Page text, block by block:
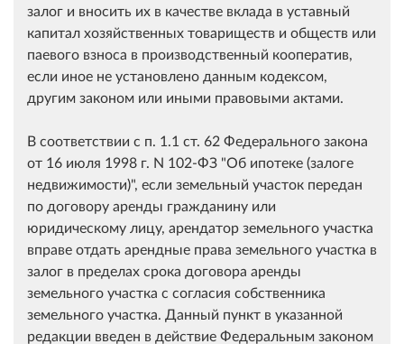
залог и вносить их в качестве вклада в уставный
капитал хозяйственных товариществ и обществ или
паевого взноса в производственный кооператив,
если иное не установлено данным кодексом,
другим законом или иными правовыми актами.
В соответствии с п. 1.1 ст. 62 Федерального закона
от 16 июля 1998 г. N 102-ФЗ "Об ипотеке (залоге
недвижимости)", если земельный участок передан
по договору аренды гражданину или
юридическому лицу, арендатор земельного участка
вправе отдать арендные права земельного участка в
залог в пределах срока договора аренды
земельного участка с согласия собственника
земельного участка. Данный пункт в указанной
редакции введен в действие Федеральным законом